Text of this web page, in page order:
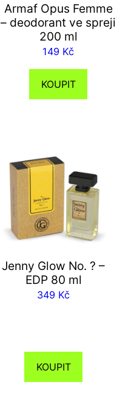
Armaf Opus Femme
– deodorant ve spreji
200 ml
149 Kč
KOUPIT
Jenny Glow No. ? –
EDP 80 ml
349 Kč
KOUPIT